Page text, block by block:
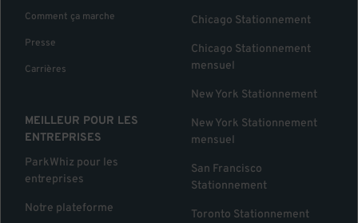
Comment ça marche
Presse
Carrières
MEILLEUR POUR LES
ENTREPRISES
ParkWhiz pour les
entreprises
Notre plateforme
Chicago Stationnement
Chicago Stationnement
mensuel
New York Stationnement
New York Stationnement
mensuel
San Francisco
Stationnement
Toronto Stationnement